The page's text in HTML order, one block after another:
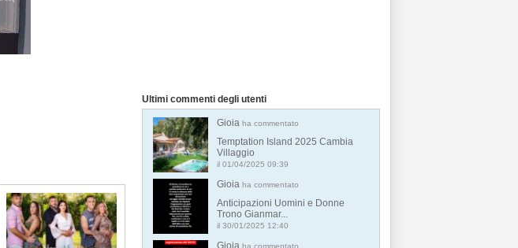
Ultimi commenti degli utenti
Gioia ha commentato
Temptation Island 2025 Cambia
Villaggio
il 01/04/2025 09:39
Gioia ha commentato
Anticipazioni Uomini e Donne
Trono Gianmar...
il 30/01/2025 12:40
Gioia ha commentato